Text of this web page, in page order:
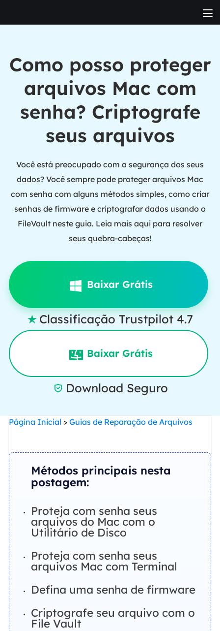
Como posso proteger
arquivos Mac com
senha? Criptografe
seus arquivos
Você está preocupado com a segurança dos seus
dados? Você sempre pode proteger arquivos Mac
com senha com alguns métodos simples, como criar
senhas de firmware e criptografar dados usando o
FileVault neste guia. Leia mais aqui para resolver
seus quebra-cabeças!
Baixar Grátis
 Classificação Trustpilot 4.7
Baixar Grátis
 Download Seguro
Página Inicial > Guias de Reparação de Arquivos
Métodos principais nesta
postagem:
Proteja com senha seus
arquivos do Mac com o
Utilitário de Disco
Proteja com senha seus
arquivos Mac com Terminal
Defina uma senha de firmware
Criptografe seu arquivo com o
File Vault